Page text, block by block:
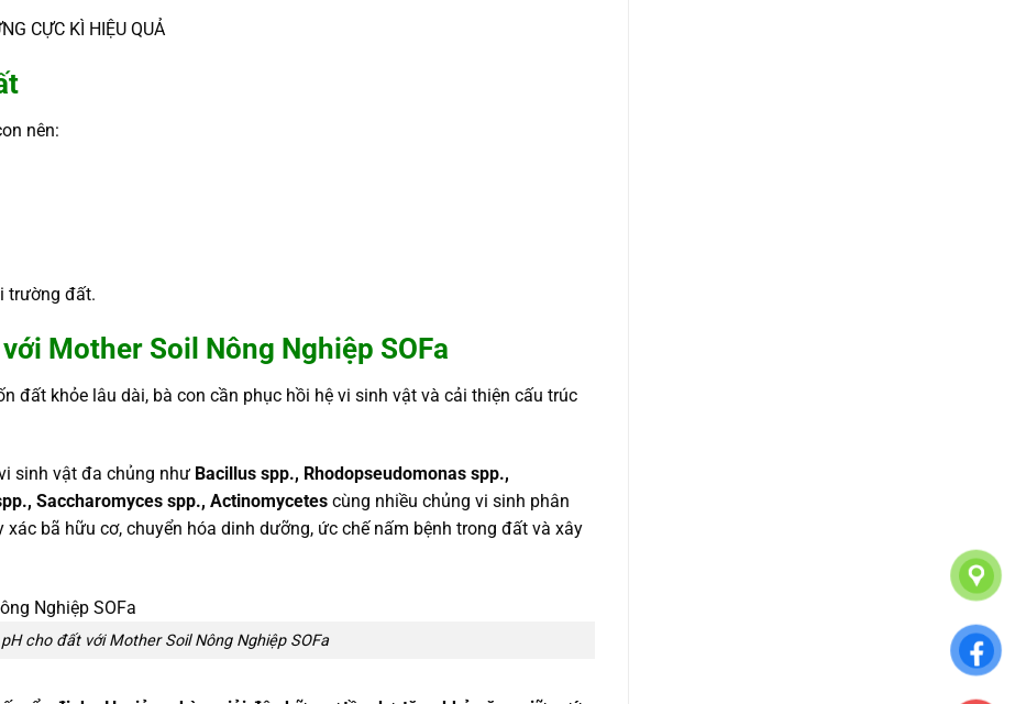
CỰC KÌ HIỆU QUẢ
nên:
trường đất.
Mother Soil Nông Nghiệp SOFa
đất khỏe lâu dài, bà con cần phục hồi hệ vi sinh vật và cải thiện cấu trúc
sinh vật đa chủng như Bacillus spp., Rhodopseudomonas spp.,
Saccharomyces spp., Actinomycetes cùng nhiều chủng vi sinh phân
bã hữu cơ, chuyển hóa dinh dưỡng, ức chế nấm bệnh trong đất và xây
cho đất với Mother Soil Nông Nghiệp SOFa